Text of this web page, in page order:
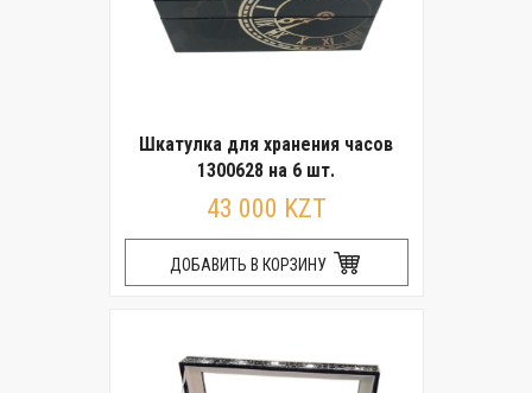
Шкатулка для хранения часов
1300628 на 6 шт.
43 000 KZT
ДОБАВИТЬ В КОРЗИНУ